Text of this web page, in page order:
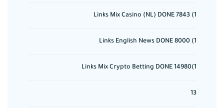
1) 7843 Links Mix Casino (NL) DONE
1) 8000 Links English News DONE
1)14980 Links Mix Crypto Betting DONE
13